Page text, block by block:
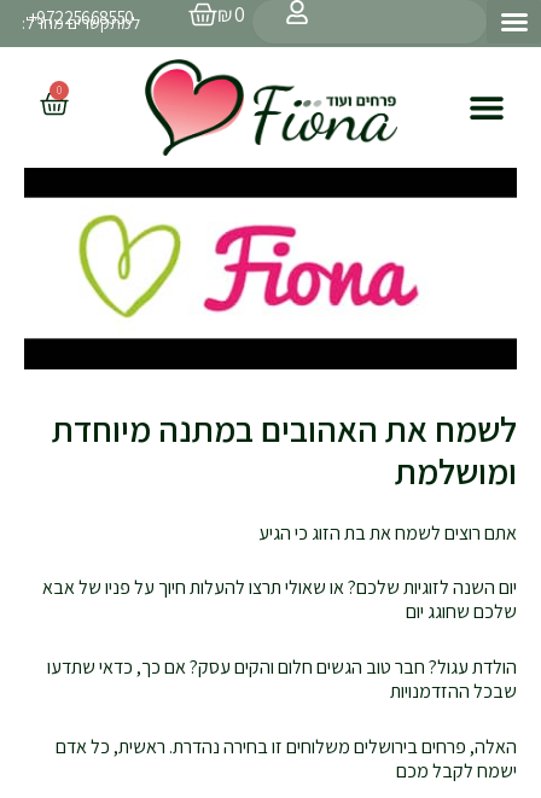
דילוג
לתוכן
₪0 עגלת
קניות למתקשרים מחו״ל:
97225668550+
0
עגלת
לשמח את האהובים במתנה מיוחדת
ומושלמת
אתם רוצים לשמח את בת הזוג כי הגיע
יום השנה לזוגיות שלכם? או שאולי תרצו להעלות חיוך על פניו של אבא
שלכם שחוגג יום
הולדת עגול? חבר טוב הגשים חלום והקים עסק? אם כך, כדאי שתדעו
שבכל ההזדמנויות
האלה, פרחים בירושלים משלוחים זו בחירה נהדרת. ראשית, כל אדם
ישמח לקבל מכם